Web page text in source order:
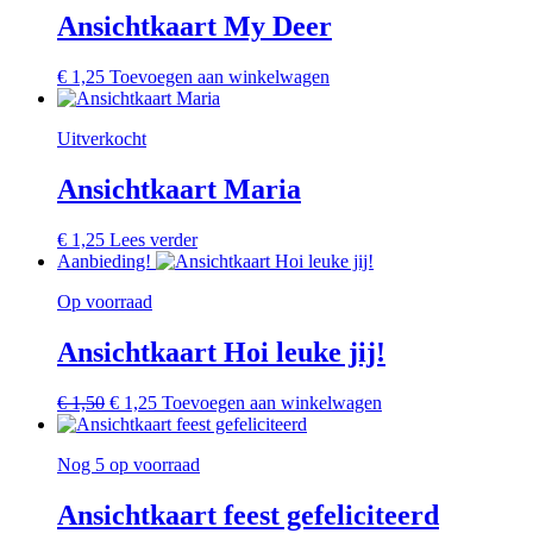
Ansichtkaart My Deer
€ 1,25 Toevoegen aan winkelwagen
Uitverkocht
Ansichtkaart Maria
€ 1,25 Lees verder
Aanbieding!
Op voorraad
Ansichtkaart Hoi leuke jij!
€1,50 Oorspronkelijke
prijs
€ 1,50.
€ 1,25Huidige
prijs
€ 1,25.
Toevoegen aan winkelwagen
Nog 5 op voorraad
Ansichtkaart feest gefeliciteerd